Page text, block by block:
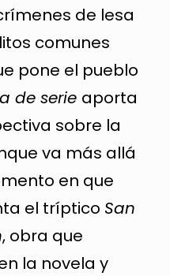
de lesa
comunes
pone el pueblo
de serie aporta
sobre la
va más allá
en que
el tríptico San
, obra que
la novela y